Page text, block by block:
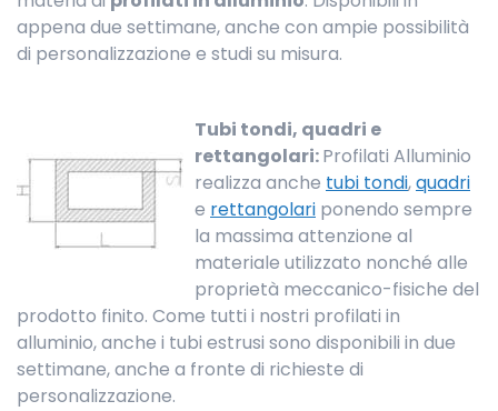
appena due settimane, anche con ampie possibilità
di personalizzazione e studi su misura.
Tubi tondi, quadri e
rettangolari:Profilati Alluminio
realizza anche tubi tondi,quadri
e rettangolari ponendo sempre
la massima attenzione al
materiale utilizzato nonché alle
proprietà meccanico-fisiche del
prodotto finito. Come tutti i nostri profilati in
alluminio, anche i tubi estrusi sono disponibili in due
settimane, anche a fronte di richieste di
personalizzazione.